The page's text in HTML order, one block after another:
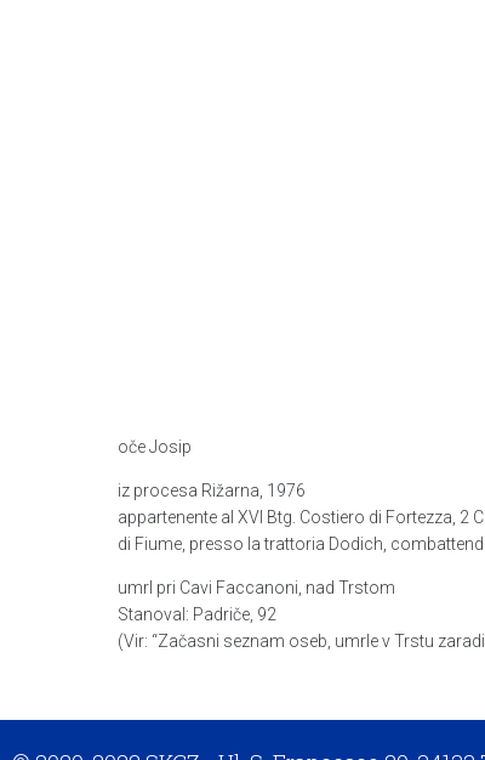
oče Josip
iz procesa Rižarna, 1976
appartenente al XVI Btg. Costiero di Fortezza, 2
di Fiume, presso la trattoria Dodich,
umrl pri Cavi Faccanoni, nad Trstom
Stanoval: Padriče, 92
(Vir: “Začasni seznam oseb, umrle v Trstu